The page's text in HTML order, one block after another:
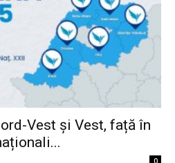
Vest și Vest, față în